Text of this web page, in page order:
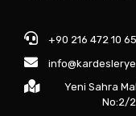
+90 216 472 10
Yeni Sahra
No:2/